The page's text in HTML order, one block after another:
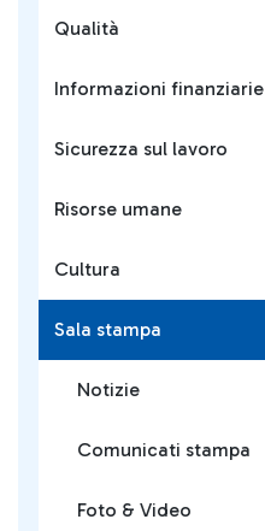
Qualità
Informazioni finanziarie
Sicurezza sul lavoro
Risorse umane
Cultura
Sala stampa
Notizie
Comunicati stampa
Foto & Video